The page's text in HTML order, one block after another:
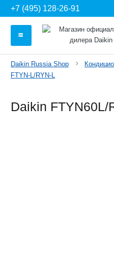
+7 (495) 128-26-91
Daikin Russia Shop
FTYN-L/RYN-L
Daikin FTYN60L/